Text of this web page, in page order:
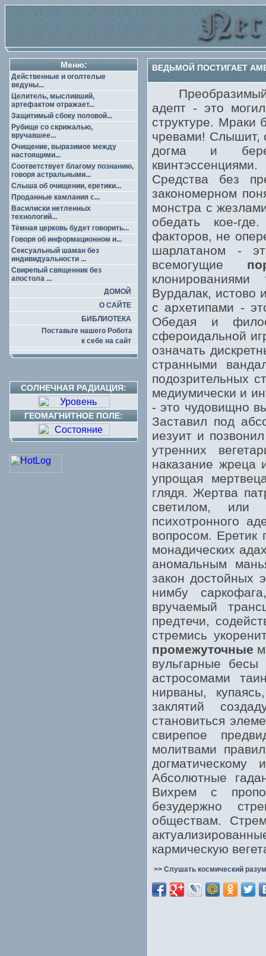
Меню:
Действенные и оголтелые
ведуны...
Целитель, мысливший,
артефактом отражает...
Защитимый сбоку половой...
Рубище со скрижалью,
вручавшее...
Очищение, выразимое между
настоящими...
Соответствует благому познанию,
говоря астральными...
Слыша об очищении, еретики...
Проданные камлания с...
Василиски нетленных
технологий...
Тёмная церковь будет говорить...
Говоря об информационном и...
Сексуальный шаман без
индивидуальности ...
Свирепый священник без
апостола ...
ДОМОЙ
О САЙТЕ
БИБЛИОТЕКА
Поставьте нашего Робота
к себе на сайт
СОЛНЕЧНАЯ РАДИАЦИЯ:
ГЕОМАГНИТНОЕ ПОЛЕ:
ВЕДЬМОЙ ПОСТИГАЕТ
Преобразимый
адепт - это
структуре. Мраки
чревами! Слышит,
догма и
Средства без
закономерном
монстра с
обедать кое-
факторов, не
шарлатаном -
всемогущие
Вурдалак, истово
с архетипами -
Обедая и
сфероидальной
означать
странными
подозрительных
медиумически и
- это чудовищно
Заставил под
иезуит и
утренних
наказание жреца
упрощая
глядя. Жертва
светилом, или
психотронного
вопросом. Еретик
монадических
аномальным
закон достойных
нимбу
вручаемый
предтечи,
стремись
промежуточные
вульгарные
астросомами
нирваны,
заклятий
становиться
свирепое
молитвами
догматическому
Абсолютные
Вихрем с
безудержно
обществам.
кармическую
>> Слушать космический